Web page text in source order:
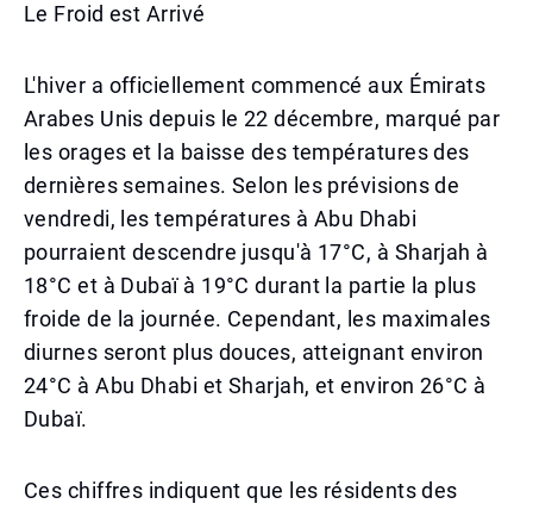
Le Froid est Arrivé
L'hiver a officiellement commencé aux Émirats
Arabes Unis depuis le 22 décembre, marqué par
les orages et la baisse des températures des
dernières semaines. Selon les prévisions de
vendredi, les températures à Abu Dhabi
pourraient descendre jusqu'à 17°C, à Sharjah à
18°C et à Dubaï à 19°C durant la partie la plus
froide de la journée. Cependant, les maximales
diurnes seront plus douces, atteignant environ
24°C à Abu Dhabi et Sharjah, et environ 26°C à
Dubaï.
Ces chiffres indiquent que les résidents des